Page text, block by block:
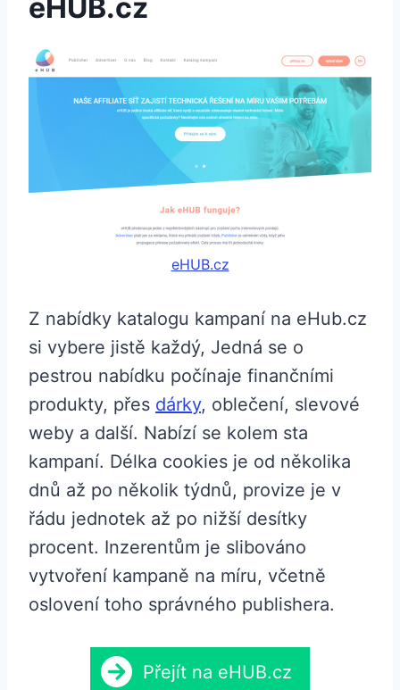
eHUB.cz
eHUB.cz
Z nabídky katalogu kampaní na eHub.cz
si vybere jistě každý, Jedná se o
pestrou nabídku počínaje finančními
produkty, přes dárky, oblečení, slevové
weby a další. Nabízí se kolem sta
kampaní. Délka cookies je od několika
dnů až po několik týdnů, provize je v
řádu jednotek až po nižší desítky
procent. Inzerentům je slibováno
vytvoření kampaně na míru, včetně
oslovení toho správného publishera.
Přejít na eHUB.cz